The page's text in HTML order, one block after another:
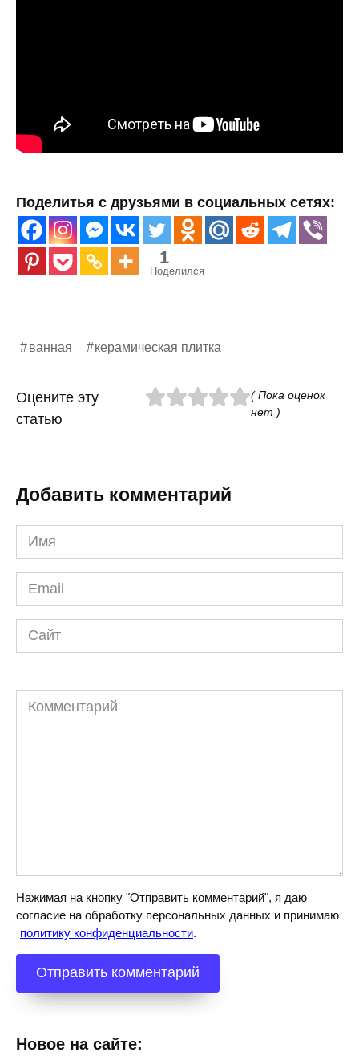
Поделитья с друзьями в социальных сетях:
1
Поделился
ванная керамическая плитка
Оцените эту
статью
( Пока оценок
нет )
Добавить комментарий
Имя
*
Email
*
Сайт
Комментарий
Нажимая на кнопку "Отправить комментарий", я даю
согласие на обработку персональных данных и принимаю
политику конфиденциальности.
Новое на сайте: